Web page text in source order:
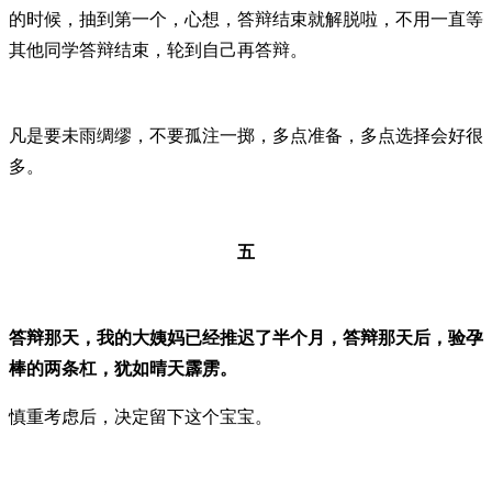
的时候，抽到第一个，心想，答辩结束就解脱啦，不用一直等
其他同学答辩结束，轮到自己再答辩。
凡是要未雨绸缪，不要孤注一掷，多点准备，多点选择会好很
多。
五
答辩那天，我的大姨妈已经推迟了半个月，答辩那天后，验孕
棒的两条杠，犹如晴天霹雳。
慎重考虑后，决定留下这个宝宝。